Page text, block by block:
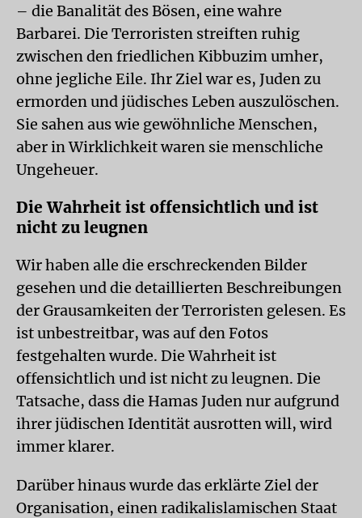
– die Banalität des Bösen, eine wahre
Barbarei. Die Terroristen streiften ruhig
zwischen den friedlichen Kibbuzim umher,
ohne jegliche Eile. Ihr Ziel war es, Juden zu
ermorden und jüdisches Leben auszulöschen.
Sie sahen aus wie gewöhnliche Menschen,
aber in Wirklichkeit waren sie menschliche
Ungeheuer.
Die Wahrheit ist offensichtlich und ist
nicht zu leugnen
Wir haben alle die erschreckenden Bilder
gesehen und die detaillierten Beschreibungen
der Grausamkeiten der Terroristen gelesen. Es
ist unbestreitbar, was auf den Fotos
festgehalten wurde. Die Wahrheit ist
offensichtlich und ist nicht zu leugnen. Die
Tatsache, dass die Hamas Juden nur aufgrund
ihrer jüdischen Identität ausrotten will, wird
immer klarer.
Darüber hinaus wurde das erklärte Ziel der
Organisation, einen radikalislamischen Staat